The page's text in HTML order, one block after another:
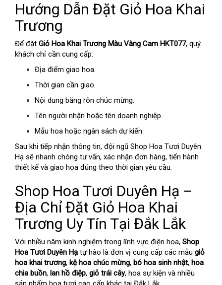
Hướng Dẫn Đặt Giỏ Hoa Khai
Trương
Để đặt Giỏ Hoa Khai Trương Màu Vàng Cam HKT077, quý
khách chỉ cần cung cấp:
Địa điểm giao hoa.
Thời gian cần giao.
Nội dung băng rôn chúc mừng.
Tên người nhận hoặc tên doanh nghiệp.
Mẫu hoa hoặc ngân sách dự kiến.
Sau khi tiếp nhận thông tin, đội ngũ Shop Hoa Tươi Duyên
Hạ sẽ nhanh chóng tư vấn, xác nhận đơn hàng, tiến hành
thiết kế và giao hoa đúng theo thời gian yêu cầu.
Shop Hoa Tươi Duyên Hạ –
Địa Chỉ Đặt Giỏ Hoa Khai
Trương Uy Tín Tại Đắk Lắk
Với nhiều năm kinh nghiệm trong lĩnh vực điện hoa, Shop
Hoa Tươi Duyên Hạ tự hào là đơn vị cung cấp các mẫu giỏ
hoa khai trương, kệ hoa chúc mừng, bó hoa sinh nhật, hoa
chia buồn, lan hồ điệp, giỏ trái cây, hoa sự kiện và nhiều